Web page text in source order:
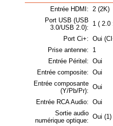
Entrée HDMI: 2 (2K)
Port USB (USB
3.0/USB 2.0):
1 ( 2.0
Port Ci+: Oui
Prise antenne:
1
Entrée Péritel: Oui
Entrée composite: Oui
Entrée composante
(Y/Pb/Pr):
Oui
Entrée RCA Audio: Oui
Sortie audio
numérique optique:
Oui (1)